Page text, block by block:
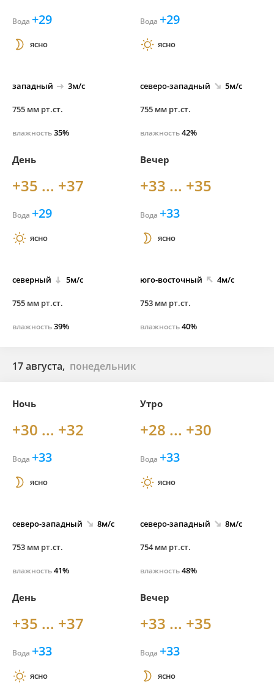
Вода +29
ясно
западный 3м/с
755 мм рт.ст.
влажность35%
Вода +29
ясно
северо-западный 5м/с
755 мм рт.ст.
влажность42%
День
+35 ... +37
Вода +29
ясно
северный 5м/с
755 мм рт.ст.
влажность39%
Вечер
+33 ... +35
Вода +33
ясно
юго-восточный 4м/с
753 мм рт.ст.
влажность40%
17 августа, понедельник
Ночь
+30 ... +32
Вода +33
ясно
северо-западный 8м/с
753 мм рт.ст.
влажность41%
Утро
+28 ... +30
Вода +33
ясно
северо-западный 8м/с
754 мм рт.ст.
влажность48%
День
+35 ... +37
Вода +33
ясно
Вечер
+33 ... +35
Вода +33
ясно